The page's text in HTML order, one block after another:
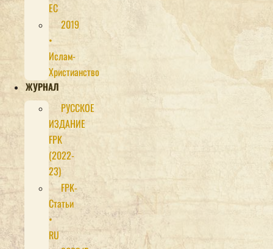
ЕС
2019
•
Ислам-
Христианство
ЖУРНАЛ
РУССКОЕ
ИЗДАНИЕ
FPK
(2022-
23)
FPK-
Статьи
•
RU